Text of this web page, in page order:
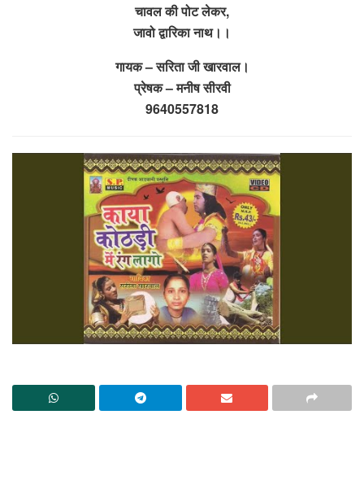
चावल की पोट लेकर,
जावो द्वारिका नाथ।।
गायक – सरिता जी खारवाल।
प्रेषक – मनीष सीरवी
9640557818